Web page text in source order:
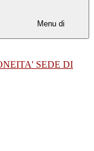
Menu di
SEDE DI